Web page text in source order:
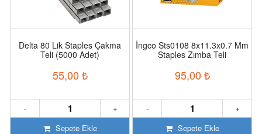
Delta 80 Lik Staples Çakma
Teli (5000 Adet)
55,00 ₺
+
-
Sepete Ekle
İngco Sts0108 8x11.3x0.7 Mm
Staples Zımba Teli
95,00 ₺
+
-
Sepete Ekle